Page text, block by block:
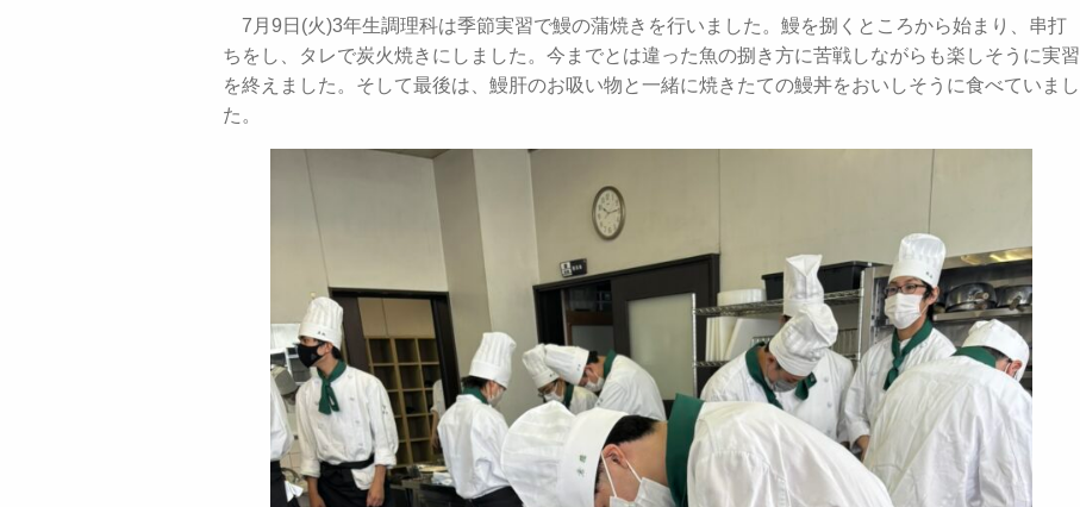
7月9日(火)3年生調理科は季節実習で鰻の蒲焼きを行いました。鰻を捌くところから始まり、串打
ちをし、タレで炭火焼きにしました。今までとは違った魚の捌き方に苦戦しながらも楽しそうに実習
を終えました。そして最後は、鰻肝のお吸い物と一緒に焼きたての鰻丼をおいしそうに食べていまし
た。